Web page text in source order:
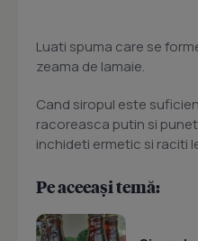
Luati spuma care se
zeama de lamaie.
Cand siropul este
racoreasca putin si
inchideti ermetic si raciti
Pe aceeași temă: